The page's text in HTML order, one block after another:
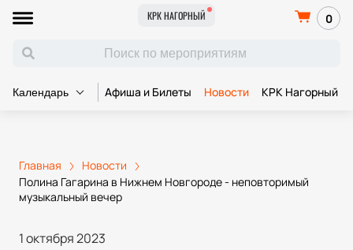
КРК НАГОРНЫЙ 0
Календарь Афиша и Билеты Новости КРК Нагорный
Главная
Новости
Полина Гагарина в Нижнем Новгороде - неповторимый
музыкальный вечер
1 октября 2023